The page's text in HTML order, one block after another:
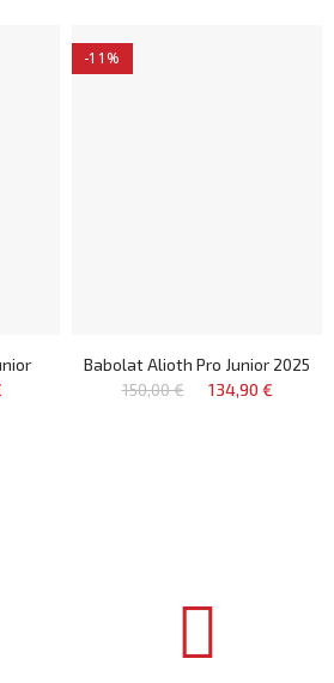
-11%
Babolat Alioth Pro Junior 2025
150,00 €
134,90 €